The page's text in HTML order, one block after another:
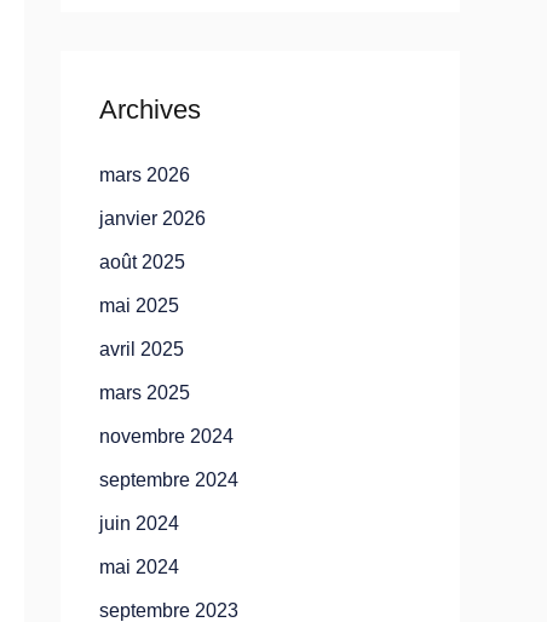
Archives
mars 2026
janvier 2026
août 2025
mai 2025
avril 2025
mars 2025
novembre 2024
septembre 2024
juin 2024
mai 2024
septembre 2023